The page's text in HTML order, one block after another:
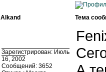
Alkand Тема
Зарегистрирован: Июль
16, 2002
Сообщений: 3652